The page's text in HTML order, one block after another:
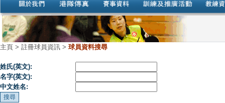
主頁 > 註冊球員資訊 > 球員資料搜尋
姓氏(英文):
名字(英文):
中文姓名: